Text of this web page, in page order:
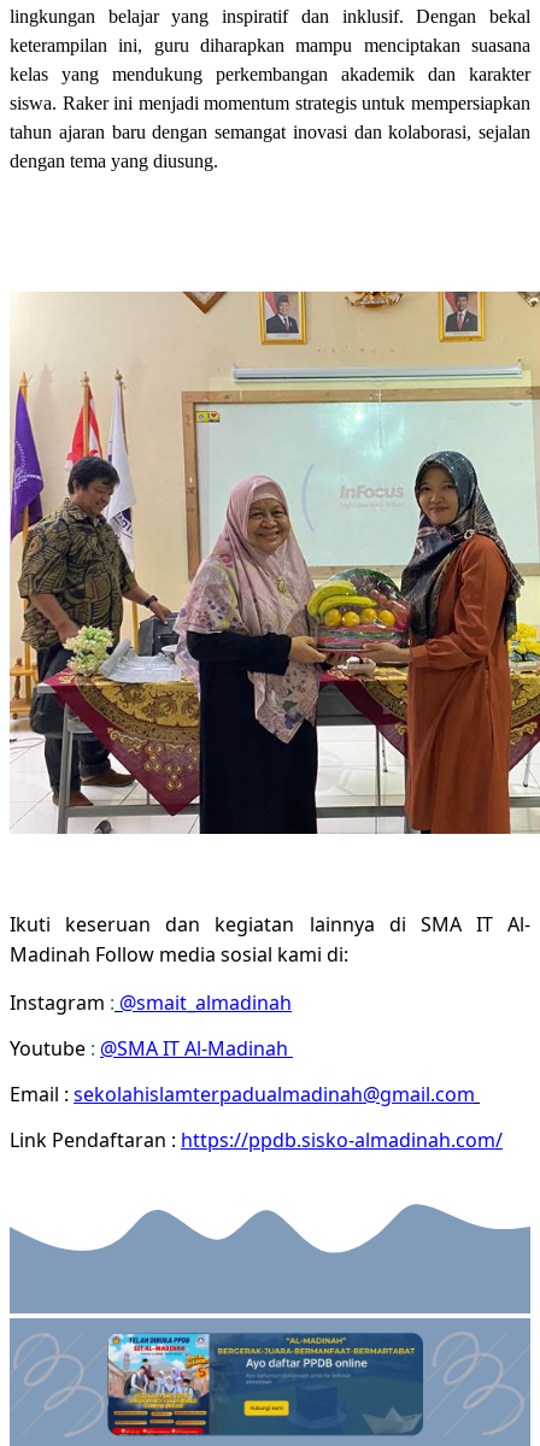
lingkungan belajar yang inspiratif dan inklusif. Dengan bekal
keterampilan ini, guru diharapkan mampu menciptakan suasana
kelas yang mendukung perkembangan akademik dan karakter
siswa. Raker ini menjadi momentum strategis untuk mempersiapkan
tahun ajaran baru dengan semangat inovasi dan kolaborasi, sejalan
dengan tema yang diusung.
Ikuti keseruan dan kegiatan lainnya di SMA IT Al-
Madinah Follow media sosial kami di:
Instagram : @smait_almadinah
Youtube : @SMA IT Al-Madinah
Email : sekolahislamterpadualmadinah@gmail.com
Link Pendaftaran : https://ppdb.sisko-almadinah.com/